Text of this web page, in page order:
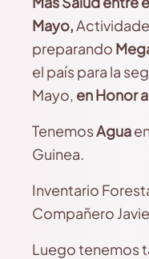
Mayo,
preparando
el país para la
Mayo, en Honor
TenemosAgua
Guinea.
Inventario
Compañero
Luego tenemos